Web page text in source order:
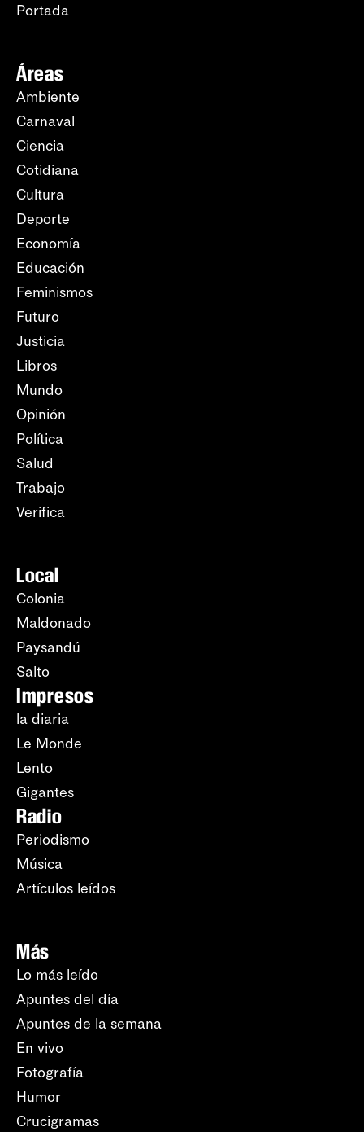
Portada
Áreas
Ambiente
Carnaval
Ciencia
Cotidiana
Cultura
Deporte
Economía
Educación
Feminismos
Futuro
Justicia
Libros
Mundo
Opinión
Política
Salud
Trabajo
Verifica
Local
Colonia
Maldonado
Paysandú
Salto
Impresos
la diaria
Le Monde
Lento
Gigantes
Radio
Periodismo
Música
Artículos leídos
Más
Lo más leído
Apuntes del día
Apuntes de la semana
En vivo
Fotografía
Humor
Crucigramas